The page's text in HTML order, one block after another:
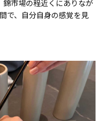
錦市場の程近くにありなが
で、自分自身の感覚を見